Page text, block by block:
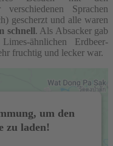
Sprachen
gescherzt und alle waren
schnell. Als Absacker gab
ähnlichen Erdbeer-
fruchtig und lecker war.
um den
zu laden!